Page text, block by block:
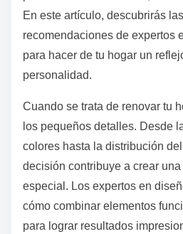
En este artículo, descubrirás
recomendaciones de expertos
para hacer de tu hogar un
personalidad.
Cuando se trata de renovar tu
los pequeños detalles. Desde
colores hasta la distribución
decisión contribuye a crear
especial. Los expertos en
cómo combinar elementos
para lograr resultados